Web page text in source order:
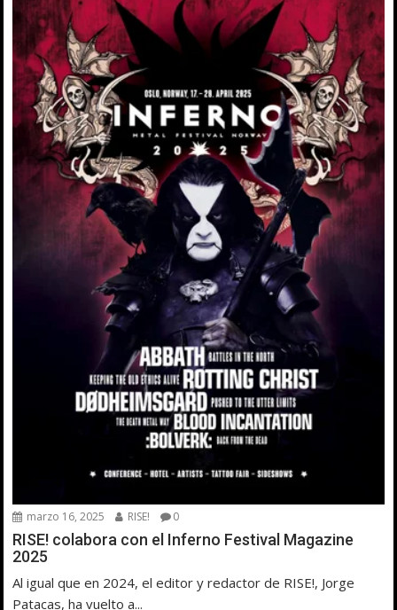
marzo 16, 2025 RISE! 0
RISE! colabora con el Inferno Festival Magazine
2025
Al igual que en 2024, el editor y redactor de RISE!, Jorge
Patacas, ha vuelto a...